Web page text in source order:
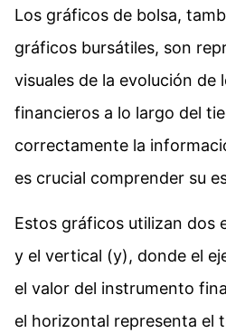
Los gráficos de bolsa,
gráficos bursátiles, son
visuales de la evolución de
financieros a lo largo del
correctamente la
es crucial comprender su
Estos gráficos utilizan dos
y el vertical (y), donde el
el valor del instrumento
el horizontal representa el